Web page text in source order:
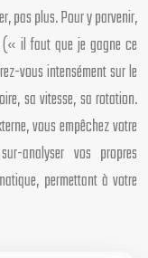
pas plus. Pour y parvenir,
(« il faut que je gagne ce
vous intensément sur le
sa vitesse, sa rotation.
vous empêchez votre
analyser vos propres
permettant à votre